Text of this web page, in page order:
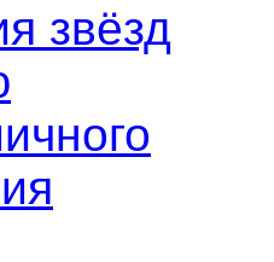
звёзд